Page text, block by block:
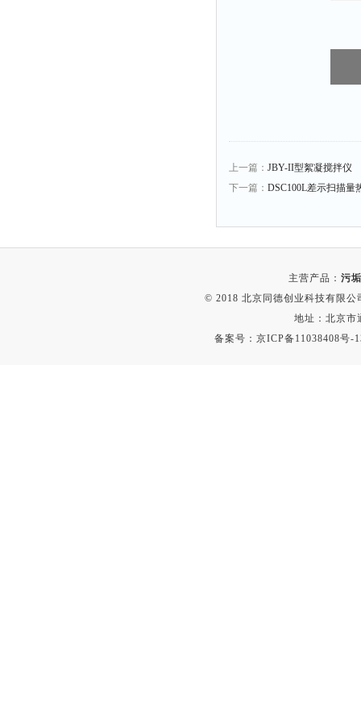
上一篇： JBY-II型絮凝搅拌仪
下一篇： DSC100L差示扫描量
主营产品： 污
© 2018 北京同德创业科技有限
地址：北京市
备案号： 京ICP备11038408号-